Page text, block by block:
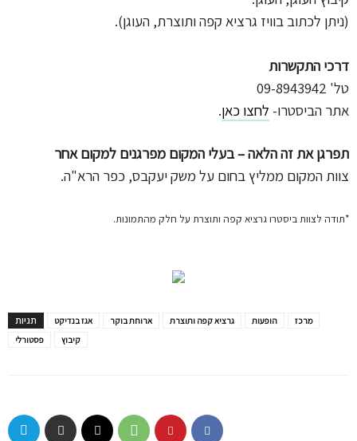
(ניתן לכתוב בוויז גרציא קפה ותוצרת, העוגן).
דרכי התקשרות
טל' 09-8943942
אתר הביסטרו- לחצו כאן.
תפרגן את זה הלאה – בעלי המקום מפרגנים למקום אחר
צוות המקום ממליץ בחום על משק יעקבס, כפר הרא"ה.
*תודה לצוות ביסטרו גרציא קפה ותוצרת על חלק מהתמונות.
תגיות אגז בנדיקט ארוחת בוקר גרציא קפה ותוצרת הופעות
מרכז
פסטורלי
קיבוץ